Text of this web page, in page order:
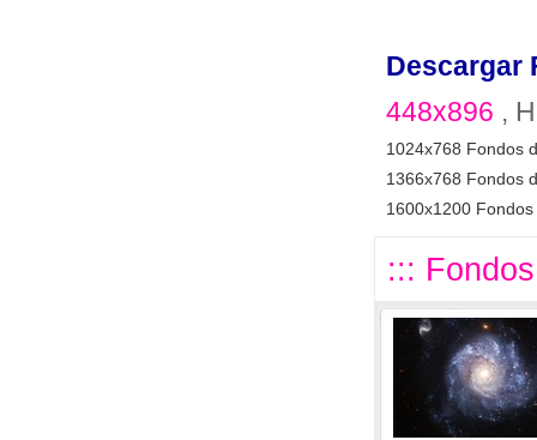
Descargar
448x896 ,
1024x768 Fondos
1366x768 Fondos
1600x1200
:::